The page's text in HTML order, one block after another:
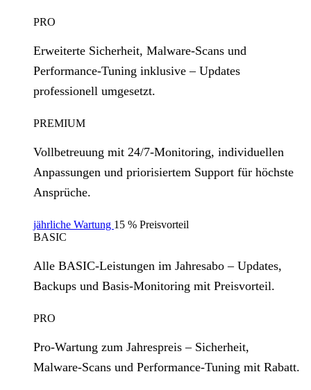
PRO
Erweiterte Sicherheit, Malware‑Scans und
Performance‑Tuning inklusive – Updates
professionell umgesetzt.
PREMIUM
Vollbetreuung mit 24/7‑Monitoring, individuellen
Anpassungen und priorisiertem Support für höchste
Ansprüche.
jährliche Wartung 15 % Preisvorteil
BASIC
Alle BASIC‑Leistungen im Jahresabo – Updates,
Backups und Basis‑Monitoring mit Preisvorteil.
PRO
Pro‑Wartung zum Jahrespreis – Sicherheit,
Malware‑Scans und Performance‑Tuning mit Rabatt.